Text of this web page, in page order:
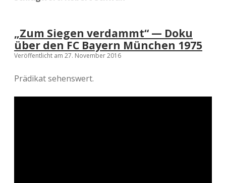
„Zum Siegen verdammt“ — Doku
über den FC Bayern München 1975
Veröffentlicht am 27. November 2016
Prädikat sehenswert.